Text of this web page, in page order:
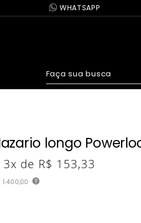
WHATSAPP
Faça sua busca
longo
3x de R$ 153,33
1.400,00 ?